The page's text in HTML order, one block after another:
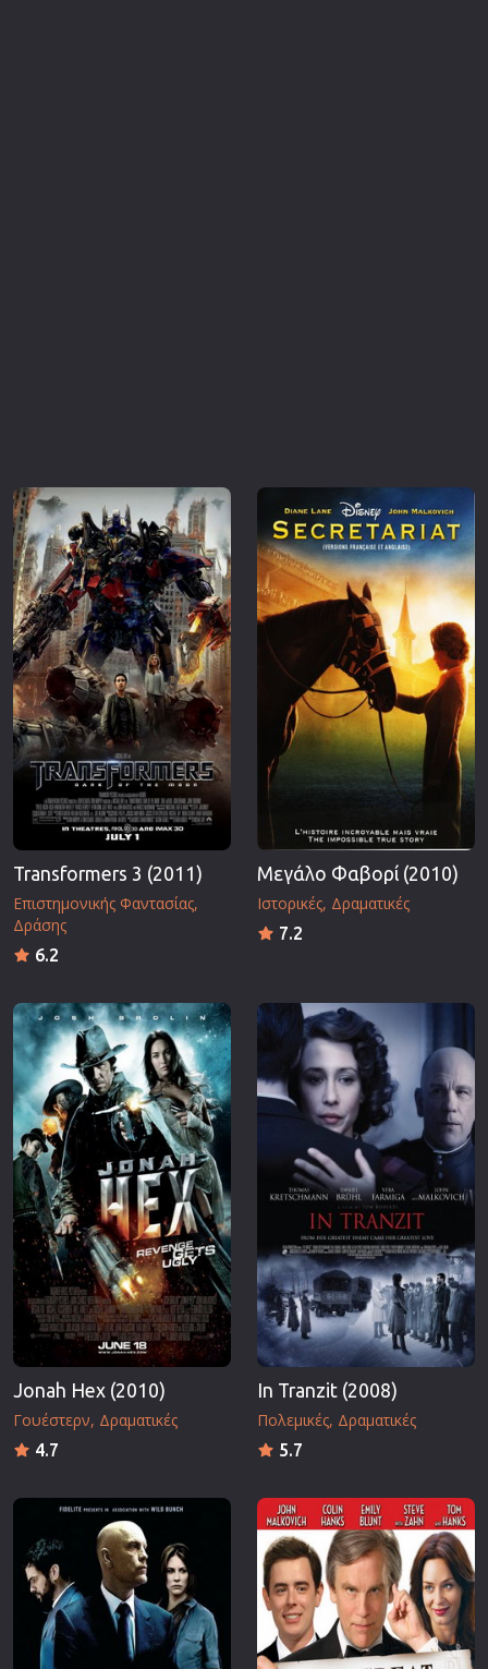
Transformers 3 (2011)
Επιστημονικής Φαντασίας
Δράσης
6.2
Μεγάλο Φαβορί (2010)
Ιστορικές Δραματικές
7.2
Jonah Hex (2010)
Γουέστερν Δραματικές
4.7
In Tranzit (2008)
Πολεμικές Δραματικές
5.7